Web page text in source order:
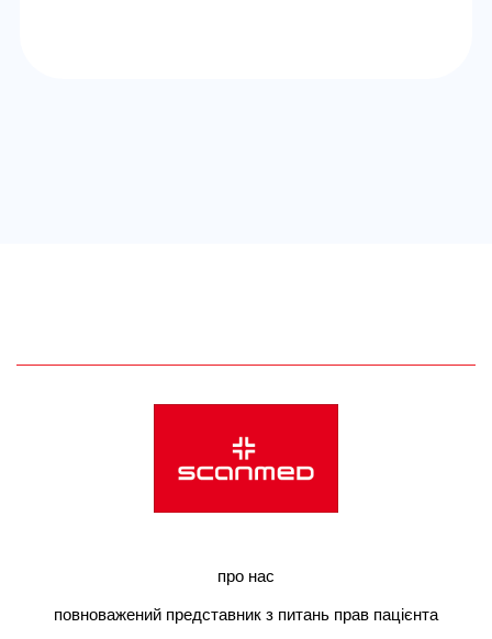
про нас
повноважений представник з питань прав пацієнта